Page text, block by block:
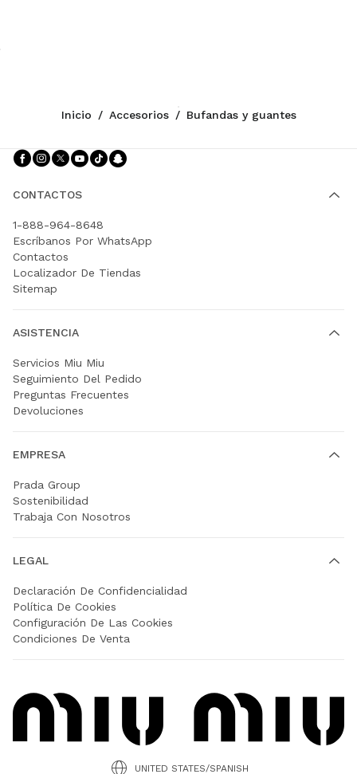
Inicio / Accesorios / Bufandas y guantes
Síganos facebook
Síganos instagram
Síganos twitter
Síganos youtube
Síganos tiktok
CONTACTOS
1-888-964-8648
Escríbanos Por WhatsApp
Contactos
Localizador De Tiendas
Sitemap
ASISTENCIA
Servicios Miu Miu
Seguimiento Del Pedido
Preguntas Frecuentes
Devoluciones
EMPRESA
Prada Group
Sostenibilidad
Trabaja Con Nosotros
LEGAL
Declaración De Confidencialidad
Política De Cookies
Configuración De Las Cookies
Condiciones De Venta
UNITED STATES/SPANISH